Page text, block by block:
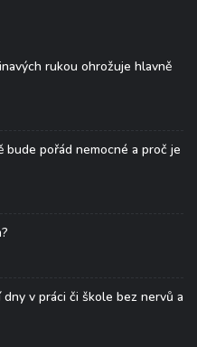
rukou ohrožuje hlavně
bude pořád nemocné a proč je
v práci či škole bez nervů a